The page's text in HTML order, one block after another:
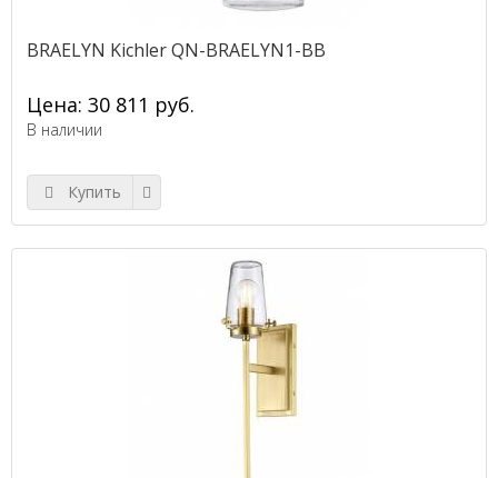
BRAELYN Kichler QN-BRAELYN1-BB
Цена: 30 811 руб.
В наличии
Купить